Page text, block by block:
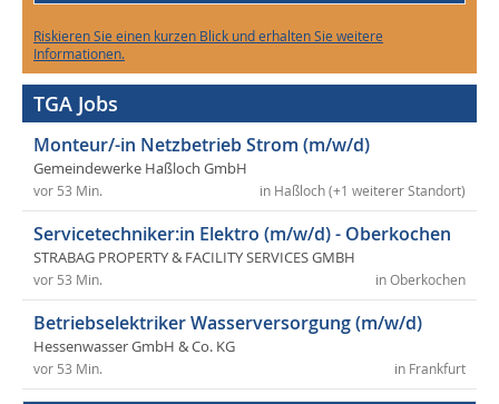
Riskieren Sie einen kurzen Blick und erhalten Sie weitere
Informationen.
TGA Jobs
Monteur/-in Netzbetrieb Strom (m/w/d)
Gemeindewerke Haßloch GmbH
in Haßloch (+1 weiterer Standort)
vor 53 Min.
Servicetechniker:in Elektro (m/w/d) - Oberkochen
STRABAG PROPERTY & FACILITY SERVICES GMBH
in Oberkochen
vor 53 Min.
Betriebselektriker Wasserversorgung (m/w/d)
Hessenwasser GmbH & Co. KG
in Frankfurt
vor 53 Min.